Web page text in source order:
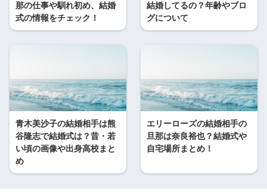
那の仕事や馴れ初め、結婚
式の情報をチェック！
結婚してるの？年齢やブロ
グについて
青木美沙子の結婚相手は熊
谷隆志で結婚式は？昔・若
い頃の画像や出身高校まと
め
エリーローズの結婚相手の
旦那は奈良裕也？結婚式や
自宅場所まとめ！